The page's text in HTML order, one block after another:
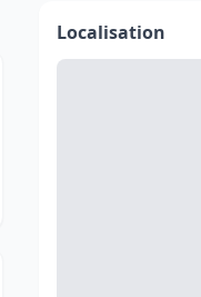
Localisation